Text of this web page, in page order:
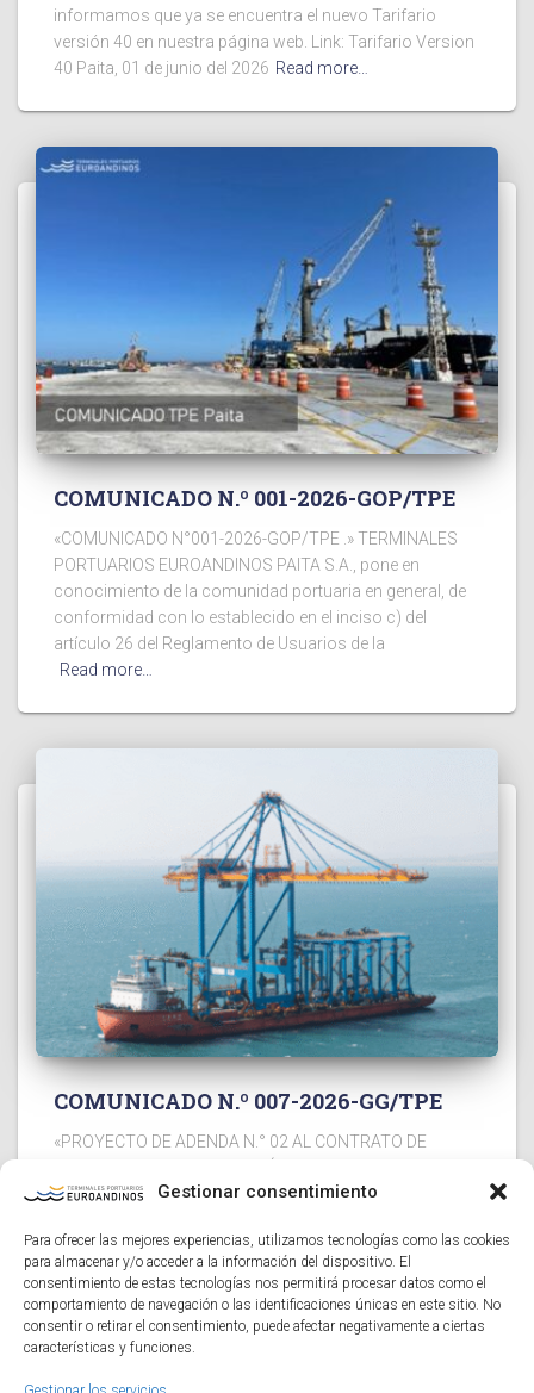
Gestionar consentimiento
Para ofrecer las mejores experiencias, utilizamos tecnologías como las cookies
para almacenar y/o acceder a la información del dispositivo. El
consentimiento de estas tecnologías nos permitirá procesar datos como el
comportamiento de navegación o las identificaciones únicas en este sitio. No
consentir o retirar el consentimiento, puede afectar negativamente a ciertas
características y funciones.
informamos que ya se encuentra el nuevo Tarifario
versión 40 en nuestra página web. Link: Tarifario Version
40 Paita, 01 de junio del 2026 Read more…
COMUNICADO N.º 001-2026-GOP/TPE
«COMUNICADO N°001-2026-GOP/TPE .» TERMINALES
PORTUARIOS EUROANDINOS PAITA S.A., pone en
conocimiento de la comunidad portuaria en general, de
conformidad con lo establecido en el inciso c) del
artículo 26 del Reglamento de Usuarios de la
Read more…
COMUNICADO N.º 007-2026-GG/TPE
«PROYECTO DE ADENDA N.° 02 AL CONTRATO DE
REMOLCAJE CON SAAM TOWAGE PERU S.A.C.»
Towage Peru S.A.C., han suscrito el Proyecto
Read more…